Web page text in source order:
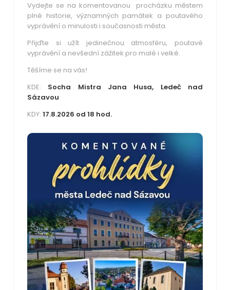
Vydejte se na komentovanou procházku městem
plné historie, významných památek a poutavého
vyprávění o minulosti i současnosti města.
Přijďte si užít jedinečnou atmosféru, poutavé
vyprávění a nevšední zážitek pro malé i velké.
Těšíme se na vás!
KDE: Socha Mistra Jana Husa, Ledeč nad
Sázavou
KDY: 17.8.2026 od 18 hod.